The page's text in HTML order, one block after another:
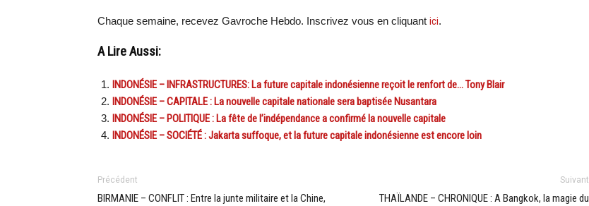
Chaque semaine, recevez Gavroche Hebdo. Inscrivez vous en cliquant ici.
A Lire Aussi:
INDONÉSIE – INFRASTRUCTURES: La future capitale indonésienne reçoit le renfort de… Tony Blair
INDONÉSIE – CAPITALE : La nouvelle capitale nationale sera baptisée Nusantara
INDONÉSIE – POLITIQUE : La fête de l’indépendance a confirmé la nouvelle capitale
INDONÉSIE – SOCIÉTÉ : Jakarta suffoque, et la future capitale indonésienne est encore loin
Précédent
BIRMANIE – CONFLIT : Entre la junte militaire et la Chine,
Suivant
THAÏLANDE – CHRONIQUE : A Bangkok, la magie du